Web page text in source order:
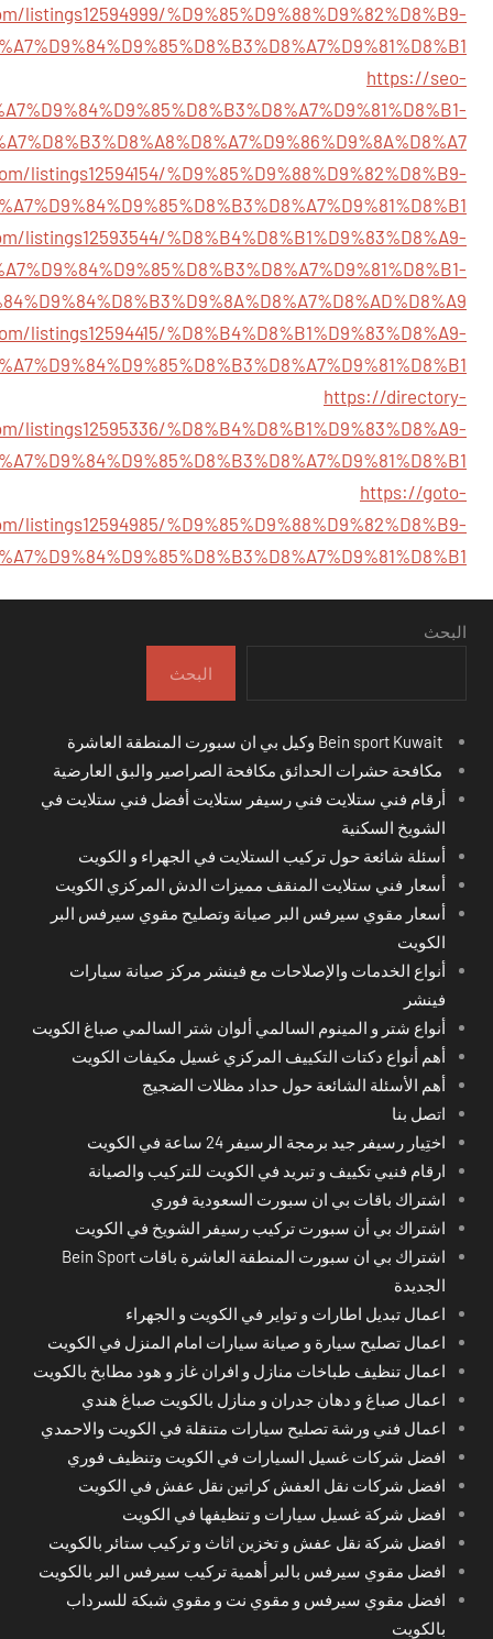
listings12594999/%D9%85%D9%88%D9%82%D8%B9-
https://seo-
listings12594154/%D9%85%D9%88%D9%82%D8%B9-
listings12593544/%D8%B4%D8%B1%D9%83%D8%A9-
listings12594415/%D8%B4%D8%B1%D9%83%D8%A9-
https://directory-
listings12595336/%D8%B4%D8%B1%D9%83%D8%A9-
https://goto-
listings12594985/%D9%85%D9%88%D9%82%D8%B9-
البحث
البحث
مكافحة حشرات الحدائق مكافحة الصراصير والبق العارضية
أرقام فني ستلايت فني رسيفر ستلايت أفضل فني ستلايت في
الشويخ السكنية
أسئلة شائعة حول تركيب الستلايت في الجهراء و الكويت
أسعار فني ستلايت المنقف مميزات الدش المركزي الكويت
أسعار مقوي سيرفس البر صيانة وتصليح مقوي سيرفس البر
الكويت
أنواع الخدمات والإصلاحات مع فينشر مركز صيانة سيارات
فينشر
أنواع شتر و المينوم السالمي ألوان شتر السالمي صباغ الكويت
أهم أنواع دكتات التكييف المركزي غسيل مكيفات الكويت
أهم الأسئلة الشائعة حول حداد مظلات الضجيج
اتصل بنا
اختِيار رسيفر جيد برمجة الرسيفر 24 ساعة في الكويت
ارقام فنيي تكييف و تبريد في الكويت للتركيب والصيانة
اشتراك باقات بي ان سبورت السعودية فوري
اشتراك بي أن سبورت تركيب رسيفر الشويخ في الكويت
اشتراك بي ان سبورت المنطقة العاشرة باقات Bein Sport
الجديدة
اعمال تبديل اطارات و تواير في الكويت و الجهراء
اعمال تصليح سيارة و صيانة سيارات امام المنزل في الكويت
اعمال تنظيف طباخات منازل و افران غاز و هود مطابخ بالكويت
اعمال صباغ و دهان جدران و منازل بالكويت صباغ هندي
اعمال فني ورشة تصليح سيارات متنقلة في الكويت والاحمدي
افضل شركات غسيل السيارات في الكويت وتنظيف فوري
افضل شركات نقل العفش كراتين نقل عفش في الكويت
افضل شركة غسيل سيارات و تنظيفها في الكويت
افضل شركة نقل عفش و تخزين اثاث و تركيب ستائر بالكويت
افضل مقوي سيرفس بالبر أهمية تركيب سيرفس البر بالكويت
افضل مقوي سيرفس و مقوي نت و مقوي شبكة للسرداب
بالكويت